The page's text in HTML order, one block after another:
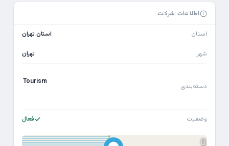
اطلاعات شرکت
استان استان تهران
شهر تهران
دسته‌بندی
Tourism
وضعیت فعال